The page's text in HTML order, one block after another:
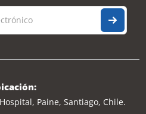
Paine, Santiago, Chile.